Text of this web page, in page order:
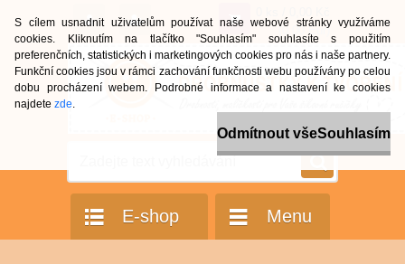
S cílem usnadnit uživatelům používat naše webové stránky využíváme
cookies. Kliknutím na tlačítko "Souhlasím" souhlasíte s použitím
preferenčních, statistických i marketingových cookies pro nás i naše partnery.
Funkční cookies jsou v rámci zachování funkčnosti webu používány po celou
dobu procházení webem. Podrobné informace a nastavení ke cookies
najdete zde.
Odmítnout všeSouhlasím
(0,00 Eur)
E-shop Menu